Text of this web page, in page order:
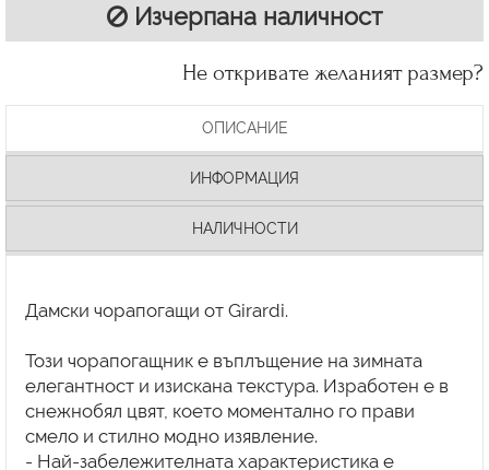
Изчерпана наличност
Не откривате желаният размер?
ОПИСАНИЕ
ИНФОРМАЦИЯ
НАЛИЧНОСТИ
Дамски чорапогащи от Girardi.
Този чорапогащник е въплъщение на зимната
елегантност и изискана текстура. Изработен е в
снежнобял цвят, което моментално го прави
смело и стилно модно изявление.
- Най-забележителната характеристика е